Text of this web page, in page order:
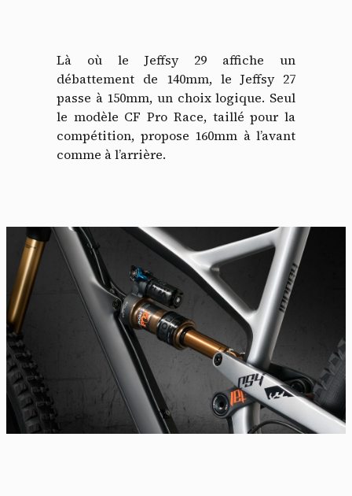
Là où le Jeffsy 29 affiche un
débattement de 140mm, le Jeffsy 27
passe à 150mm, un choix logique. Seul
le modèle CF Pro Race, taillé pour la
compétition, propose 160mm à l’avant
comme à l’arrière.